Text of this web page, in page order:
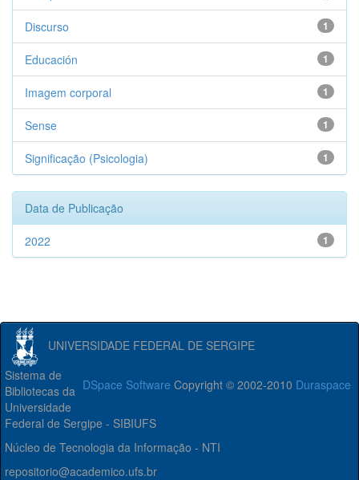
1
Discurso
1
Educación
1
Imagem corporal
1
Sense
1
Significação (Psicologia)
Data de Publicação
1
2022
UNIVERSIDADE FEDERAL DE SERGIPE
DSpace Software Copyright © 2002-2010 Duraspace
Sistema de
Bibliotecas da
Universidade
Federal de Sergipe - SIBIUFS
Núcleo de Tecnologia da Informação - NTI
repositorio@academico.ufs.br